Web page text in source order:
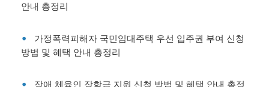
안내 총정리
가정폭력피해자 국민임대주택 우선 입주권 부여 신청
방법 및 혜택 안내 총정리
장애 체육인 장학금 지원 신청 방법 및 혜택 안내 총정